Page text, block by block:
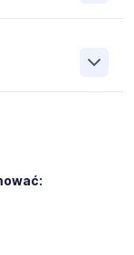
Work &
lat naszej
pracowników
dla
pod nr